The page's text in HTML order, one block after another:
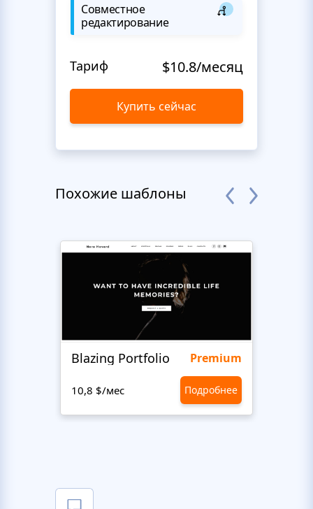
Совместное
редактирование
Тариф $10.8/месяц
Купить сейчас
Похожие шаблоны
Blazing Portfolio Premium
10,8 $/мес Подробнее